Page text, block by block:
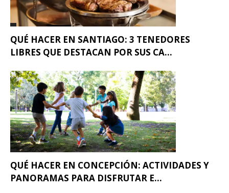
QUÉ HACER EN SANTIAGO: 3 TENEDORES
LIBRES QUE DESTACAN POR SUS CA...
QUÉ HACER EN CONCEPCIÓN: ACTIVIDADES Y
PANORAMAS PARA DISFRUTAR E...